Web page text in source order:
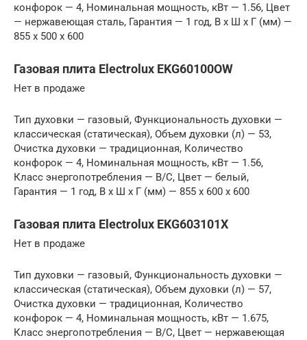
конфорок — 4, Номинальная мощность, кВт — 1.56, Цвет
— нержавеющая сталь, Гарантия — 1 год, В x Ш x Г (мм) —
855 x 500 x 600
Газовая плита Electrolux EKG60100OW
Нет в продаже
Тип духовки — газовый, Функциональность духовки —
классическая (статическая), Объем духовки (л) — 53,
Очистка духовки — традиционная, Количество
конфорок — 4, Номинальная мощность, кВт — 1.56,
Класс энергопотребления — B/C, Цвет — белый,
Гарантия — 1 год, В x Ш x Г (мм) — 855 x 600 x 600
Газовая плита Electrolux EKG603101X
Нет в продаже
Тип духовки — газовый, Функциональность духовки —
классическая (статическая), Объем духовки (л) — 57,
Очистка духовки — традиционная, Количество
конфорок — 4, Номинальная мощность, кВт — 1.675,
Класс энергопотребления — B/C, Цвет — нержавеющая